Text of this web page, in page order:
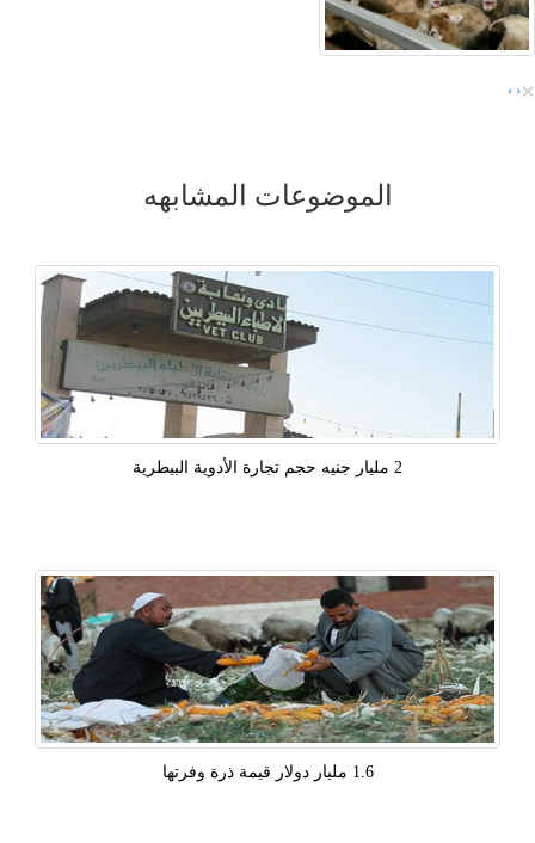
‹
› ×
الموضوعات المشابهه
2 مليار جنيه حجم تجارة الأدوية البيطرية
1.6 مليار دولار قيمة ذرة وفرتها